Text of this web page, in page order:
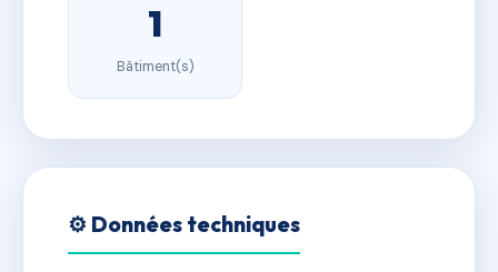
1
Bâtiment(s)
⚙️ Données techniques